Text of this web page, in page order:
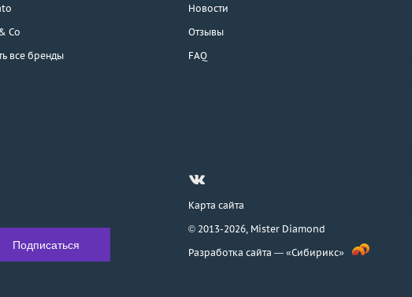
Co
все бренды
Новости
Отзывы
FAQ
Карта сайта
© 2013-2026, Mister Diamond
Разработка сайта — «Сибирикс»